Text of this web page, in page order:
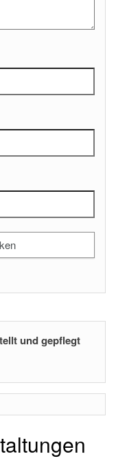
und gepflegt